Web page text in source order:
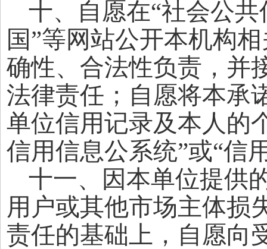
十、自愿在“社会公
国”等网站公开本机构
确性、合法性负责，并
法律责任；自愿将本承
单位信用记录及本人的
信用信息公系统”或“信
十一、因本单位提供
用户或其他市场主体损
责任的基础上，自愿向